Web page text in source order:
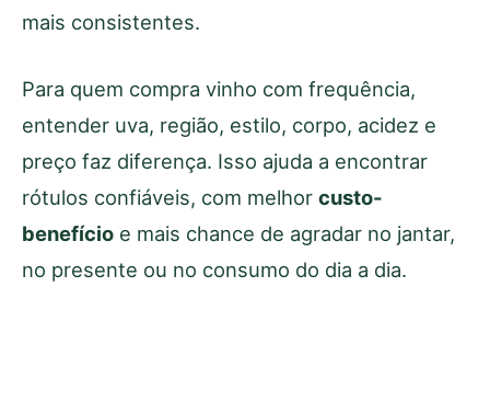
mais consistentes.
Para quem compra vinho com frequência,
entender uva, região, estilo, corpo, acidez e
preço faz diferença. Isso ajuda a encontrar
rótulos confiáveis, com melhor custo-
benefício e mais chance de agradar no jantar,
no presente ou no consumo do dia a dia.